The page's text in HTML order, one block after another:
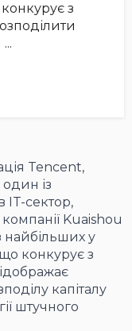
з
Tencent,
із
IT-сектор,
Kuaishou
найбільших у
конкурує з
капіталу
штучного